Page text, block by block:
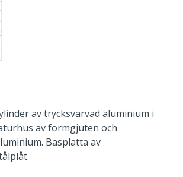
av trycksvarvad aluminium i
av formgjuten och
Basplatta av